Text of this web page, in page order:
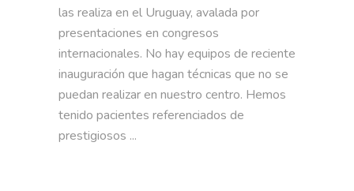
las realiza en el Uruguay, avalada por
presentaciones en congresos
internacionales. No hay equipos de reciente
inauguración que hagan técnicas que no se
puedan realizar en nuestro centro. Hemos
tenido pacientes referenciados de
prestigiosos